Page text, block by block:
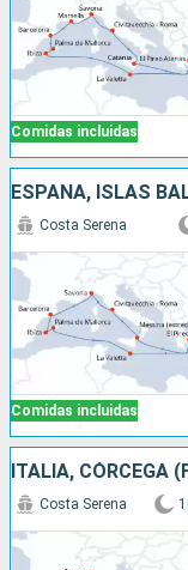
Comidas incluidas
Comidas incluidas
Costa Serena
Costa Serena